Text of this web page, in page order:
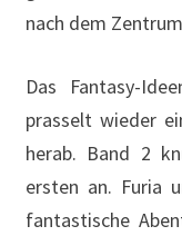
nach dem
Das Fantasy-
prasselt wieder
herab. Band 2
ersten an. Furia
fantastische